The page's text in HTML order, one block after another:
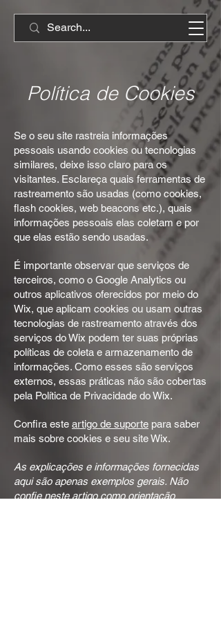
Política de Cookies
Se o seu site rastreia informações
pessoais usando cookies ou tecnologias
similares, deixe isso claro para os
visitantes. Esclareça quais ferramentas de
rastreamento são usadas (como cookies,
flash cookies, web beacons etc.), quais
informações pessoais elas coletam e por
que elas estão sendo usadas.
É importante observar que serviços de
terceiros, como o Google Analytics ou
outros aplicativos oferecidos por meio do
Wix, que aplicam cookies ou usam outras
tecnologias de rastreamento através dos
serviços do Wix podem ter suas próprias
políticas de coleta e armazenamento de
informações. Como esses são serviços
externos, essas práticas não são cobertas
pela Política de Privacidade do Wix.
Confira este artigo de suporte para saber
mais sobre cookies e seu site Wix.
As explicações e informações fornecidas
aqui são apenas exemplos gerais. Não
confie neste artigo como orientação